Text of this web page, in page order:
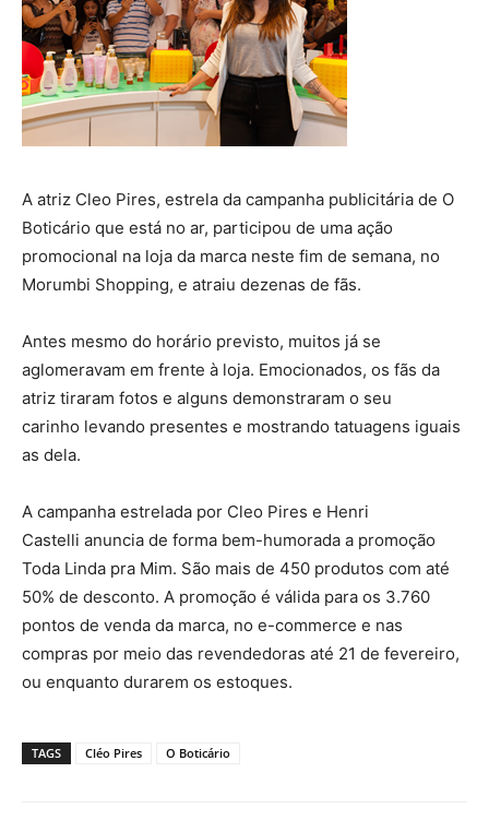
A atriz Cleo Pires, estrela da campanha publicitária de O
Boticário que está no ar, participou de uma ação
promocional na loja da marca neste fim de semana, no
Morumbi Shopping, e atraiu dezenas de fãs.
Antes mesmo do horário previsto, muitos já se
aglomeravam em frente à loja. Emocionados, os fãs da
atriz tiraram fotos e alguns demonstraram o seu
carinho levando presentes e mostrando tatuagens iguais
as dela.
A campanha estrelada por Cleo Pires e Henri
Castelli anuncia de forma bem-humorada a promoção
Toda Linda pra Mim. São mais de 450 produtos com até
50% de desconto. A promoção é válida para os 3.760
pontos de venda da marca, no e-commerce e nas
compras por meio das revendedoras até 21 de fevereiro,
ou enquanto durarem os estoques.
TAGS Cléo Pires O Boticário